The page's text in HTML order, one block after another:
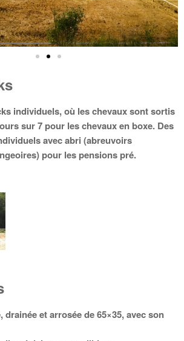
individuels, où les chevaux sont sortis
sur 7 pour les chevaux en boxe. Des
avec abri (abreuvoirs
pour les pensions pré.
drainée et arrosée de 65×35, avec son